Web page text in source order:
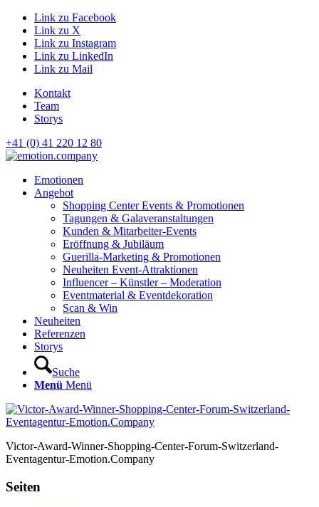
Link zu Facebook
Link zu X
Link zu Instagram
Link zu LinkedIn
Link zu Mail
Kontakt
Team
Storys
+41 (0) 41 220 12 80
Hauptnavigation
Emotionen
Angebot
Shopping Center Events & Promotionen
Tagungen & Galaveranstaltungen
Kunden & Mitarbeiter-Events
Eröffnung & Jubiläum
Guerilla-Marketing & Promotionen
Neuheiten Event-Attraktionen
Influencer – Künstler – Moderation
Eventmaterial & Eventdekoration
Scan & Win
Neuheiten
Referenzen
Storys
Suche
Menü Menü
Victor-Award-Winner-Shopping-Center-Forum-Switzerland-
Eventagentur-Emotion.Company
Seiten